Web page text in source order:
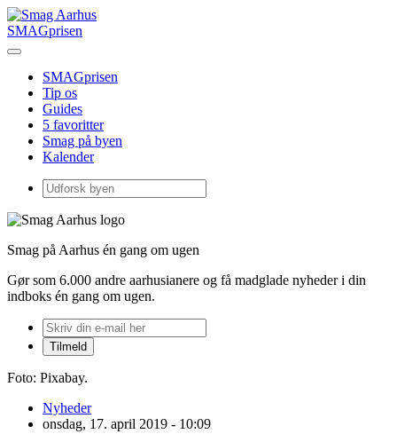
SMAGprisen
SMAGprisen
Tip os
Guides
5 favoritter
Smag på byen
Kalender
Smag på Aarhus én gang om ugen
Gør som 6.000 andre aarhusianere og få madglade nyheder i din
indboks én gang om ugen.
Foto: Pixabay.
Nyheder
onsdag, 17. april 2019 - 10:09